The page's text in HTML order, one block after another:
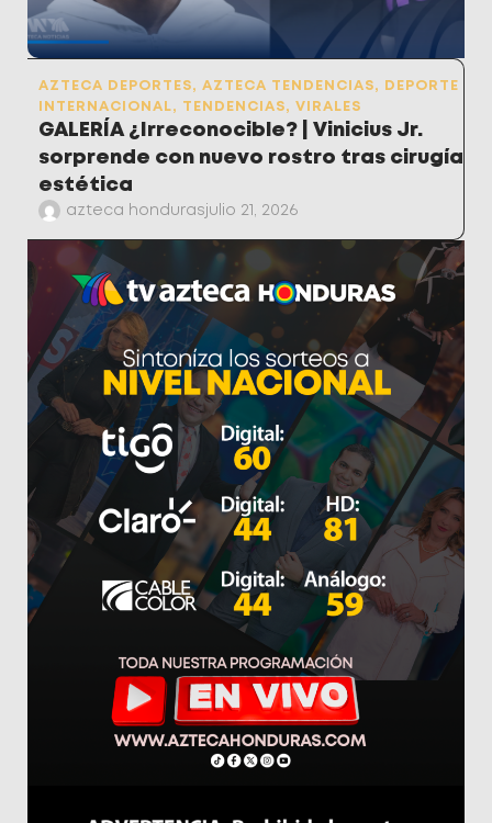
AZTECA DEPORTES, AZTECA TENDENCIAS,
DEPORTE
INTERNACIONAL, TENDENCIAS, VIRALES
GALERÍA ¿Irreconocible? | Vinicius Jr.
sorprende con nuevo rostro tras cirugía
estética
azteca hondurasjulio 21, 2026